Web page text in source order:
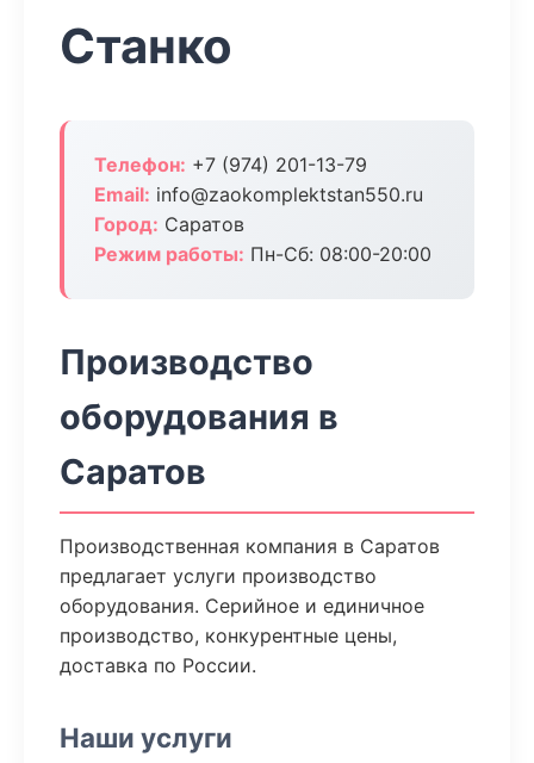
Станко
Телефон: +7 (974) 201-13-79
Email: info@zaokomplektstan550.ru
Город: Саратов
Режим работы: Пн-Сб: 08:00-20:00
Производство
оборудования в
Саратов
Производственная компания в Саратов
предлагает услуги производство
оборудования. Серийное и единичное
производство, конкурентные цены,
доставка по России.
Наши услуги